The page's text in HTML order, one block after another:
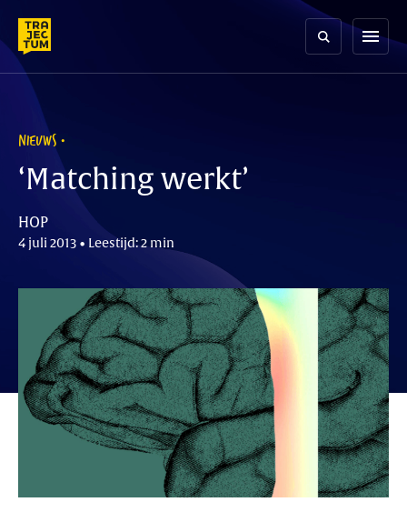
content
menu
NIEUWS
‘Matching werkt’
HOP
4 juli 2013 • Leestijd: 2 min